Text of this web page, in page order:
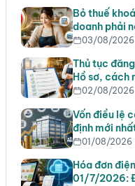
Bỏ thuế
doanh phải
03/08/2026
Thủ tục
Hồ sơ, cách
02/08/2026
Vốn điều lệ
định mới
01/08/2026
Hóa đơn
01/7/2026: